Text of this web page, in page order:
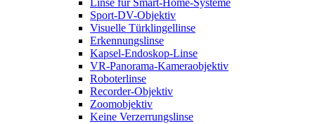
Linse für Smart-Home-Systeme
Sport-DV-Objektiv
Visuelle Türklingellinse
Erkennungslinse
Kapsel-Endoskop-Linse
VR-Panorama-Kameraobjektiv
Roboterlinse
Recorder-Objektiv
Zoomobjektiv
Keine Verzerrungslinse